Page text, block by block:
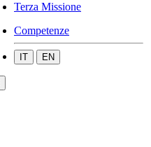
Terza Missione
Competenze
IT EN